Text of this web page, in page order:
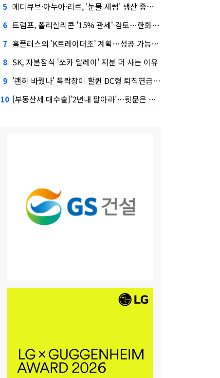
5 메디큐브·아누아·리르, '눈물 세럼' 생산 중단한다
6 트럼프, 폴리실리콘 '15% 관세' 검토…한화큐셀·OCI 영향은?
7 홈플러스의 'K트레이더조' 계획…성공 가능성은 '글쎄'
8 SK, 자본잠식 '쏘카 말레이' 지분 더 사는 이유
9 '괜히 바꿨나' 폭락장이 할퀸 DC형 퇴직연금…전문가 조언은
10 [부동산세 대수술]'2년내 팔아라'…뒷문은 열었다